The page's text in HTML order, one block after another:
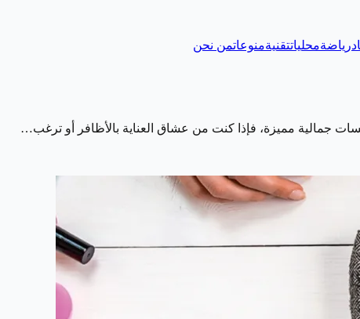
رياضةمحلياتتقنيةمنوعاتمن نحن
جمالية مميزة، فإذا كنت من عشاق العناية بالأظافر أو ترغب…